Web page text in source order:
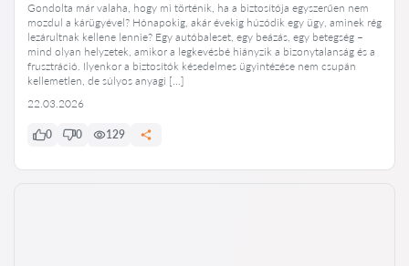
Gondolta már valaha, hogy mi történik, ha a biztosítója egyszerűen nem
mozdul a kárügyével? Hónapokig, akár évekig húzódik egy ügy, aminek rég
lezárultnak kellene lennie? Egy autóbaleset, egy beázás, egy betegség –
mind olyan helyzetek, amikor a legkevésbé hiányzik a bizonytalanság és a
frusztráció. Ilyenkor a biztosítók késedelmes ügyintézése nem csupán
kellemetlen, de súlyos anyagi […]
22.03.2026
0 0 129